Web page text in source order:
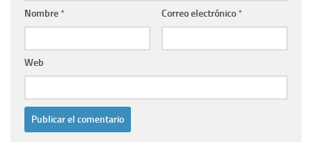
Nombre* Correo electrónico*
Web